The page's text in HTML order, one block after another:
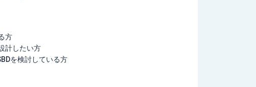
方
計したい方
を検討している方